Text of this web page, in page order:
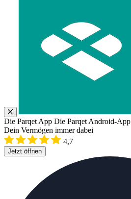
Die Parqet App Die Parqet Android-App
Dein Vermögen immer dabei
4,7
Jetzt öffnen